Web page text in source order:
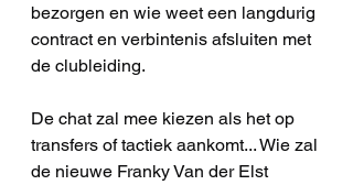
bezorgen en wie weet een langdurig
contract en verbintenis afsluiten met
de clubleiding.
De chat zal mee kiezen als het op
transfers of tactiek aankomt... Wie zal
de nieuwe Franky Van der Elst